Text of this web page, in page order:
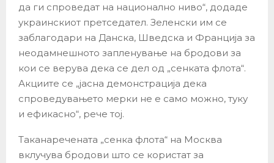
да ги спроведат на национално ниво“, додаде
украинскиот претседател. Зеленски им се
заблагодари на Данска, Шведска и Франција за
неодамнешното запленување на бродови за
кои се верува дека се дел од „сенката флота“.
Акциите се „јасна демонстрација дека
спроведувањето мерки не е само можно, туку
и ефикасно“, рече тој.
Таканаречената „сенка флота“ на Москва
вклучува бродови што се користат за